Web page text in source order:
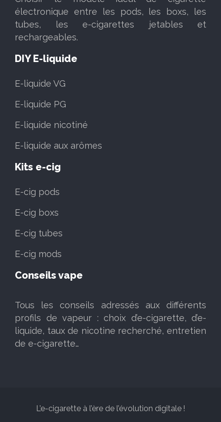
électronique entre les pods, les boxs, les
tubes, les e-cigarettes jetables et
rechargeables.
DIY E-liquide
E-liquide VG
E-liquide PG
E-liquide nicotiné
E-liquide aux arômes
Kits e-cig
E-cig pods
E-cig boxs
E-cig tubes
E-cig mods
Conseils vape
Tous les conseils adressés aux différents
profils de vapeur : choix d’e-cigarette, d’e-
liquide, taux de nicotine recherché, entretien
de e-cigarette…
L’e-cigarette à l’ère de l’évolution digitale !